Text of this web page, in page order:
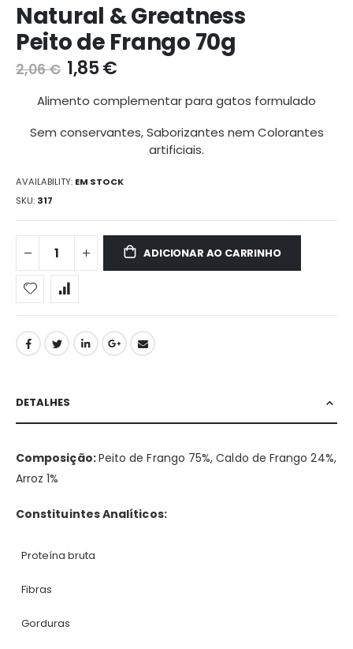
para
o
início
da
galeria
Natural & Greatness
Peito de Frango 70g
2,06 € 1,85 €
Alimento complementar para gatos formulado
Sem conservantes, Saborizantes nem Colorantes
artificiais.
AVAILABILITY: EM STOCK
SKU 317
ADICIONAR AO CARRINHO
DETALHES
Composição:Peito de Frango 75%, Caldo de Frango 24%,
Arroz 1%
Constituintes Analíticos:
Proteína bruta
Fibras
Gorduras